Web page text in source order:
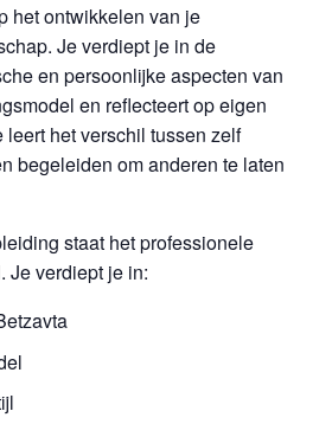
het ontwikkelen van je
Je verdiept je in de
en persoonlijke aspecten van
en reflecteert op eigen
het verschil tussen zelf
begeleiden om anderen te laten
staat het professionele
Je verdiept je in: